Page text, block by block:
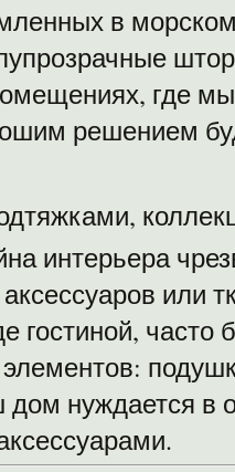
в
где
решением
интерьера
или
гостиной, часто
элементов:
нуждается в